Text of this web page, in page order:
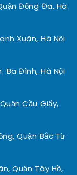
Đống Đa, Hà
Xuân, Hà Nội
Ba Đình, Hà Nội
Cầu Giấy,
Quận Bắc Từ
Quận Tây Hồ,